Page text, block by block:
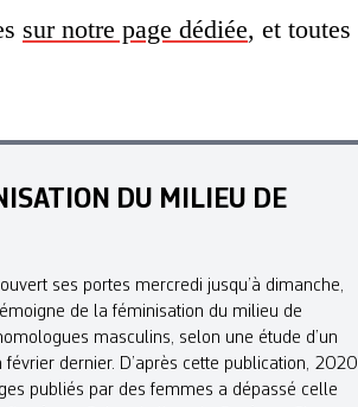
sur notre page dédiée, et toutes
DU MILIEU DE
ses portes mercredi jusqu’à dimanche,
de la féminisation du milieu de
masculins, selon une étude d’un
dernier. D’après cette publication, 2020
publiés par des femmes a dépassé celle